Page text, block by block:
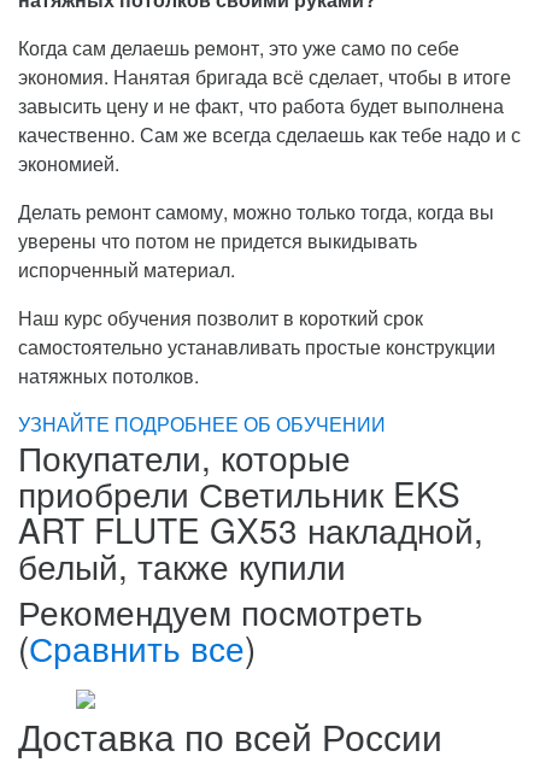
Когда сам делаешь ремонт, это уже само по себе
экономия. Нанятая бригада всё сделает, чтобы в итоге
завысить цену и не факт, что работа будет выполнена
качественно. Сам же всегда сделаешь как тебе надо и с
экономией.
Делать ремонт самому, можно только тогда, когда вы
уверены что потом не придется выкидывать
испорченный материал.
Наш курс обучения позволит в короткий срок
самостоятельно устанавливать простые конструкции
натяжных потолков.
УЗНАЙТЕ ПОДРОБНЕЕ ОБ ОБУЧЕНИИ
Покупатели, которые
приобрели Светильник EKS
ART FLUTE GX53 накладной,
белый, также купили
Рекомендуем посмотреть
(Сравнить все)
Доставка по всей России